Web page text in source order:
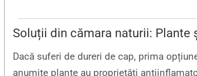
Soluții din cămara naturii: Plante
Dacă suferi de dureri de cap, prima
anumite plante au proprietăți